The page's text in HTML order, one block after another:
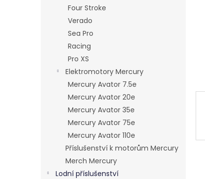
Four Stroke
Verado
Sea Pro
Racing
Pro XS
Elektromotory Mercury
Mercury Avator 7.5e
Mercury Avator 20e
Mercury Avator 35e
Mercury Avator 75e
Mercury Avator 110e
Příslušenství k motorům Mercury
Merch Mercury
Lodní příslušenství